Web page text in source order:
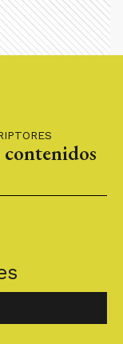
contenidos